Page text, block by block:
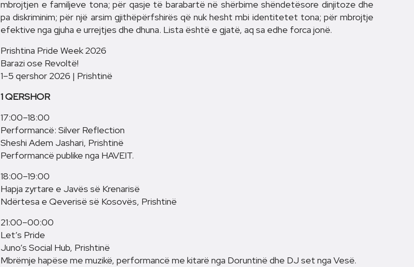
mbrojtjen e familjeve tona; për qasje të barabartë në shërbime shëndetësore dinjitoze dhe
pa diskriminim; për një arsim gjithëpërfshirës që nuk hesht mbi identitetet tona; për mbrojtje
efektive nga gjuha e urrejtjes dhe dhuna. Lista është e gjatë, aq sa edhe forca jonë.
Prishtina Pride Week 2026
Barazi ose Revoltë!
1–5 qershor 2026 | Prishtinë
1 QERSHOR
17:00–18:00
Performancë: Silver Reflection
Sheshi Adem Jashari, Prishtinë
Performancë publike nga HAVEIT.
18:00–19:00
Hapja zyrtare e Javës së Krenarisë
Ndërtesa e Qeverisë së Kosovës, Prishtinë
21:00–00:00
Let’s Pride
Juno’s Social Hub, Prishtinë
Mbrëmje hapëse me muzikë, performancë me kitarë nga Doruntinë dhe DJ set nga Vesë.